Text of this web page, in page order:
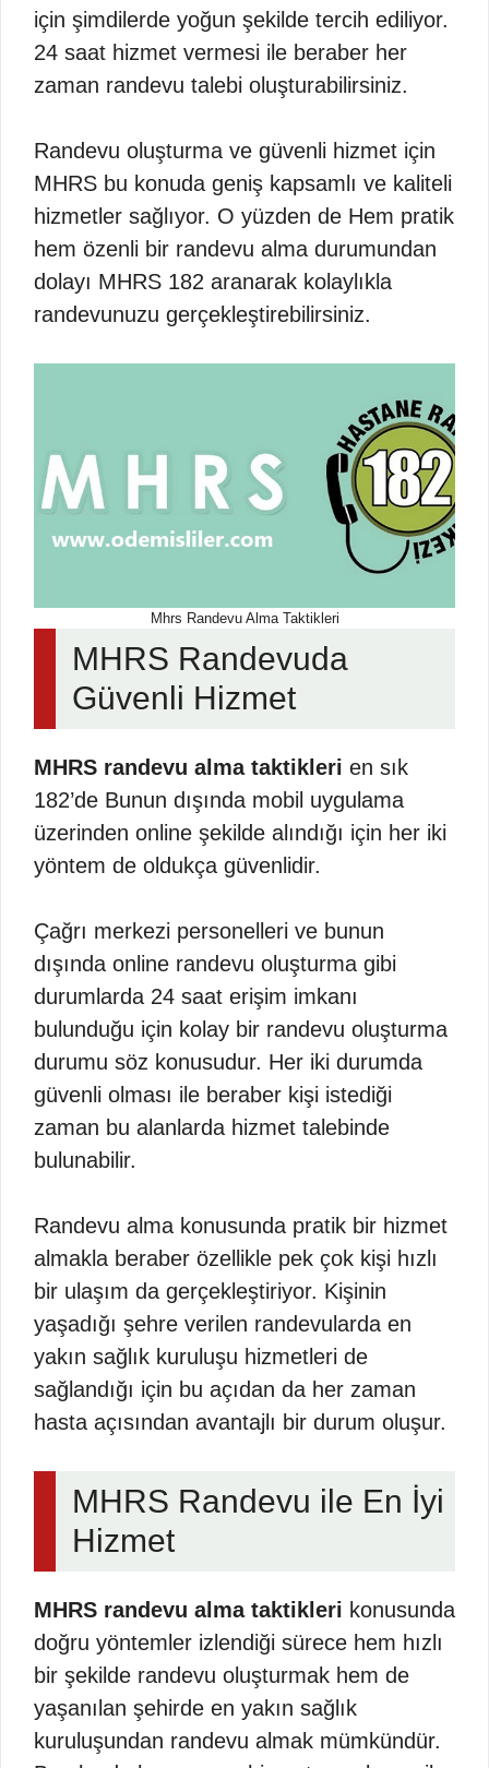
için şimdilerde yoğun şekilde tercih ediliyor.
24 saat hizmet vermesi ile beraber her
zaman randevu talebi oluşturabilirsiniz.
Randevu oluşturma ve güvenli hizmet için
MHRS bu konuda geniş kapsamlı ve kaliteli
hizmetler sağlıyor. O yüzden de Hem pratik
hem özenli bir randevu alma durumundan
dolayı MHRS 182 aranarak kolaylıkla
randevunuzu gerçekleştirebilirsiniz.
Mhrs Randevu Alma Taktikleri
MHRS Randevuda
Güvenli Hizmet
MHRS randevu alma taktikleri en sık
182’de Bunun dışında mobil uygulama
üzerinden online şekilde alındığı için her iki
yöntem de oldukça güvenlidir.
Çağrı merkezi personelleri ve bunun
dışında online randevu oluşturma gibi
durumlarda 24 saat erişim imkanı
bulunduğu için kolay bir randevu oluşturma
durumu söz konusudur. Her iki durumda
güvenli olması ile beraber kişi istediği
zaman bu alanlarda hizmet talebinde
bulunabilir.
Randevu alma konusunda pratik bir hizmet
almakla beraber özellikle pek çok kişi hızlı
bir ulaşım da gerçekleştiriyor. Kişinin
yaşadığı şehre verilen randevularda en
yakın sağlık kuruluşu hizmetleri de
sağlandığı için bu açıdan da her zaman
hasta açısından avantajlı bir durum oluşur.
MHRS Randevu ile En İyi
Hizmet
MHRS randevu alma taktikleri konusunda
doğru yöntemler izlendiği sürece hem hızlı
bir şekilde randevu oluşturmak hem de
yaşanılan şehirde en yakın sağlık
kuruluşundan randevu almak mümkündür.